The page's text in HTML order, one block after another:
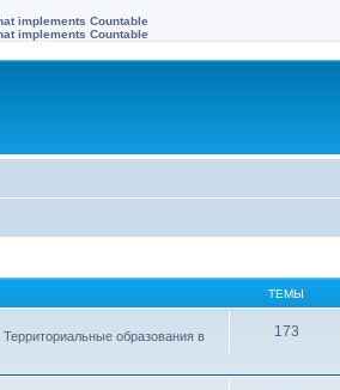
implements Countable
implements Countable
ТЕМЫ
образования в
173